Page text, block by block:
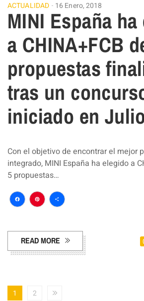
ACTUALIDAD 16 Enero, 2018
MINI España
a CHINA+FCB
propuestas
tras un
iniciado en
Con el objetivo de encontrar el mejor
integrado, MINI España ha elegido a
5 propuestas…
Facebook
Pinterest
Compartir
READ MORE
1 2